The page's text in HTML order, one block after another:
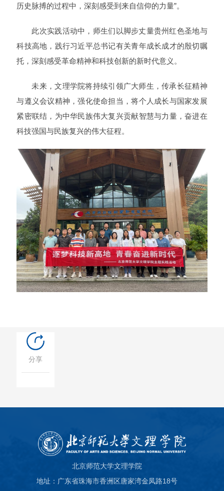
历史脉搏的过程中，深刻感受到来自信仰的力量”。
此次实践活动中，师生们以脚步丈量贵州红色圣地与
科技高地，践行习近平总书记有关青年成长成才的殷切嘱
托，深刻感受革命精神和科技创新的新时代意义。
未来，文理学院将持续引领广大师生，传承长征精神
与遵义会议精神，强化使命担当，将个人成长与国家发展
紧密联结，为中华民族伟大复兴贡献智慧与力量，奋进在
科技强国与民族复兴的伟大征程。
分享
北京师范大学文理学院
地址：广东省珠海市香洲区唐家湾金凤路18号